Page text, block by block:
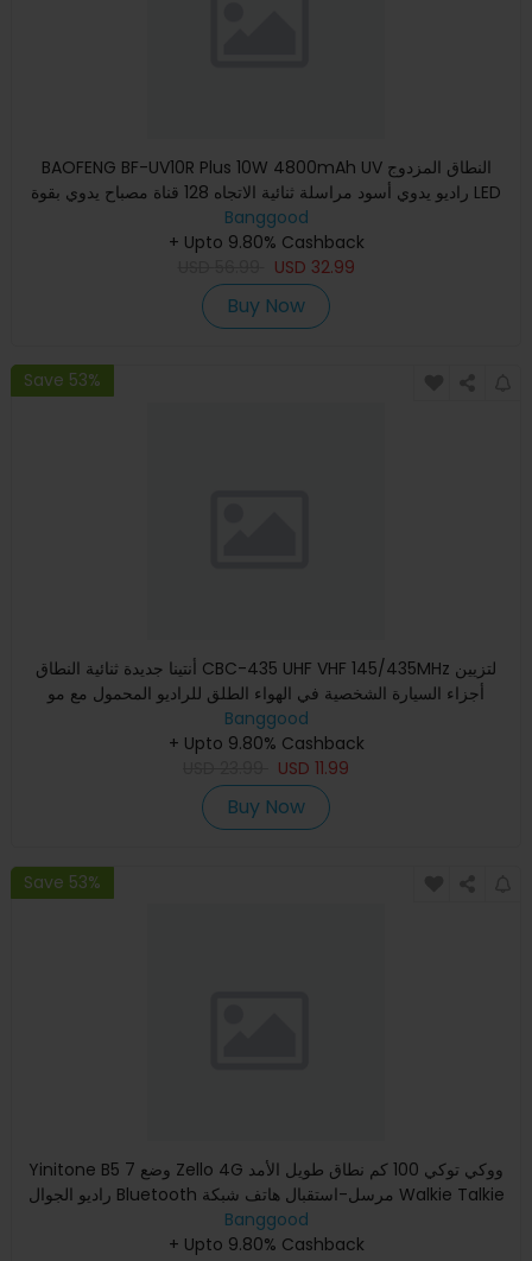
BAOFENG BF-UV10R Plus 10W 4800mAh UV النطاق المزدوج
راديو يدوي أسود مراسلة ثنائية الاتجاه 128 قناة مصباح يدوي بقوة LED
ق
Banggood
+ Upto 9.80% Cashback
USD 32.99
Buy Now
Save 53%
أنتينا جديدة ثنائية النطاق CBC-435 UHF VHF 145/435MHz لتزيين
أجزاء السيارة الشخصية في الهواء الطلق للراديو المحمول مع مو
Banggood
+ Upto 9.80% Cashback
USD 11.99
Buy Now
Save 53%
Yinitone B5 7 وضع Zello 4G ووكي توكي 100 كم نطاق طويل الأمد
راديو الجوال Bluetooth مرسل-استقبال هاتف شبكة Walkie Talkie
Banggood
+ Upto 9.80% Cashback